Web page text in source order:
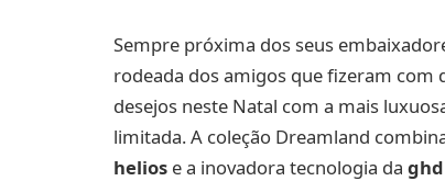
Sempre próxima dos seus
rodeada dos amigos que fizeram com
desejos neste Natal com a mais
limitada. A coleção Dreamland
helios e a inovadora tecnologia da